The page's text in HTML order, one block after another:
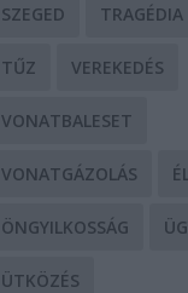
SZEGED TRAGÉDIA
TŰZ VEREKEDÉS
VONATBALESET
VONATGÁZOLÁS
ÖNGYILKOSSÁG
ÜTKÖZÉS